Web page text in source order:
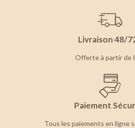
Livraison 48/
Offerte à partir de
Paiement
Tous les paiements en ligne